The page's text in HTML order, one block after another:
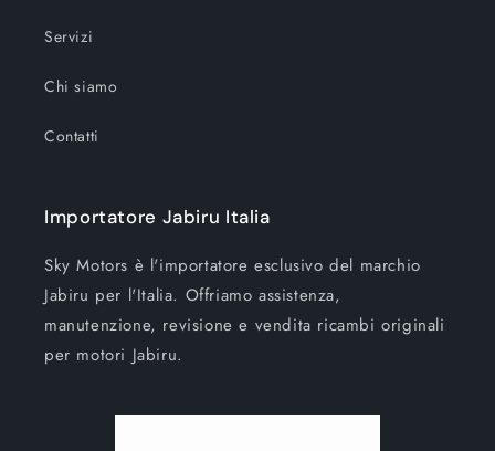
Servizi
Chi siamo
Contatti
Importatore Jabiru Italia
Sky Motors è l'importatore esclusivo del marchio
Jabiru per l'Italia. Offriamo assistenza,
manutenzione, revisione e vendita ricambi originali
per motori Jabiru.